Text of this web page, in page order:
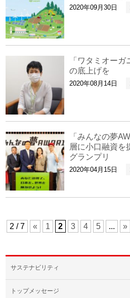
2020年09月30日
「ワタミオー
の底上げを
2020年08月14日
「みんなの夢
層に小口融資を
グランプリ
2020年04月15日
2 / 7 « 1 2 3 4 5 ... »
サステナビリティ
トップメッセージ